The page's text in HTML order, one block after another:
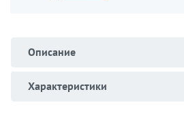
Описание
Характеристики